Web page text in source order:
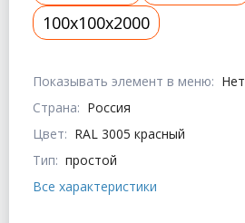
Показывать элемент в меню: Нет
Страна: Россия
Цвет: RAL 3005 красный
Тип: простой
Все характеристики
100x100x2000